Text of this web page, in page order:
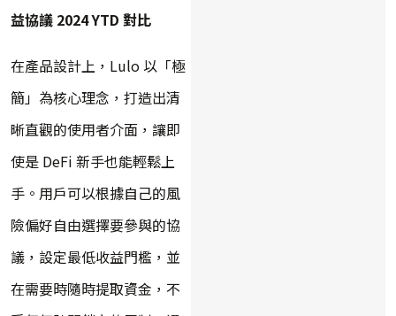
益協議 2024 YTD 對比
在產品設計上，Lulo 以「極
簡」為核心理念，打造出清
晰直觀的使用者介面，讓即
使是 DeFi 新手也能輕鬆上
手。用戶可以根據自己的風
險偏好自由選擇要參與的協
議，設定最低收益門檻，並
在需要時隨時提取資金，不